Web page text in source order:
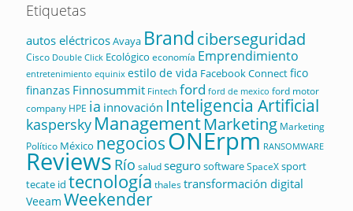
Etiquetas
autos eléctricosAvaya Brandciberseguridad
Cisco Double Click Ecológico economía Emprendimiento
entretenimiento equinix estilo de vida Facebook Connectfico
finanzas Finnosummit Fintech ford ford de mexico ford motor
company HPE ia innovación Inteligencia Artificial
kaspersky ManagementMarketing Marketing
Político México negociosONErpm RANSOMWARE
Reviews Río saludsegurosoftwareSpaceXsport
tecate id tecnología thalestransformación digital
Veeam Weekender